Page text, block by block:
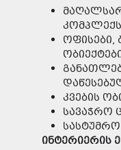
ოფისები,
კვების
სავაჭრო
ინტერიერის